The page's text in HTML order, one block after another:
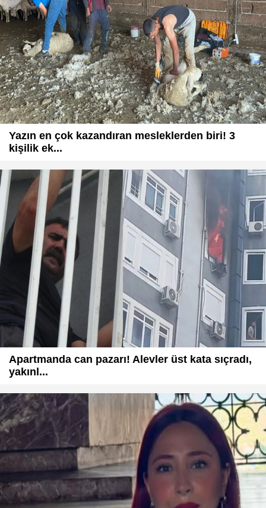
Yazın en çok kazandıran mesleklerden biri! 3
kişilik ek...
Apartmanda can pazarı! Alevler üst kata sıçradı,
yakınl...